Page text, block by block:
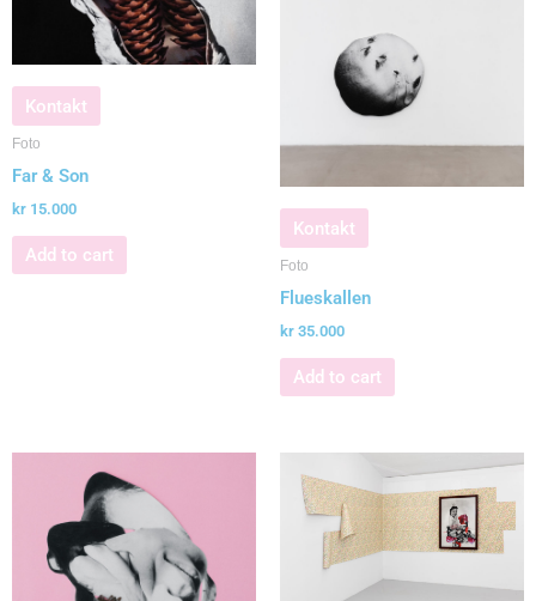
Kontakt
Foto
Far & Son
kr 15.000
Add to cart
Kontakt
Foto
Flueskallen
kr 35.000
Add to cart